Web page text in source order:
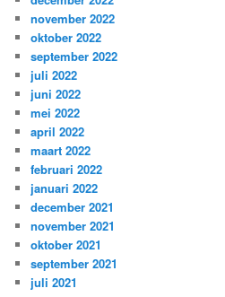
november 2022
oktober 2022
september 2022
juli 2022
juni 2022
mei 2022
april 2022
maart 2022
februari 2022
januari 2022
december 2021
november 2021
oktober 2021
september 2021
juli 2021